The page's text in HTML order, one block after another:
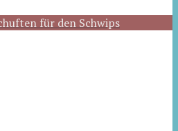
für den Schwips